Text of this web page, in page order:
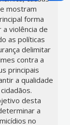
mostram
forma
violência de
as políticas
delimitar
contra a
principais
a qualidade
desta
a
no